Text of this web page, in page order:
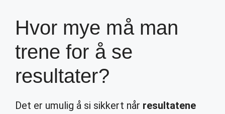
Hvor mye må man
trene for å se
resultater?
Det er umulig å si sikkert når resultatene